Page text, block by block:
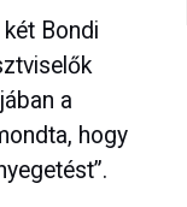
Bondi
a
hogy